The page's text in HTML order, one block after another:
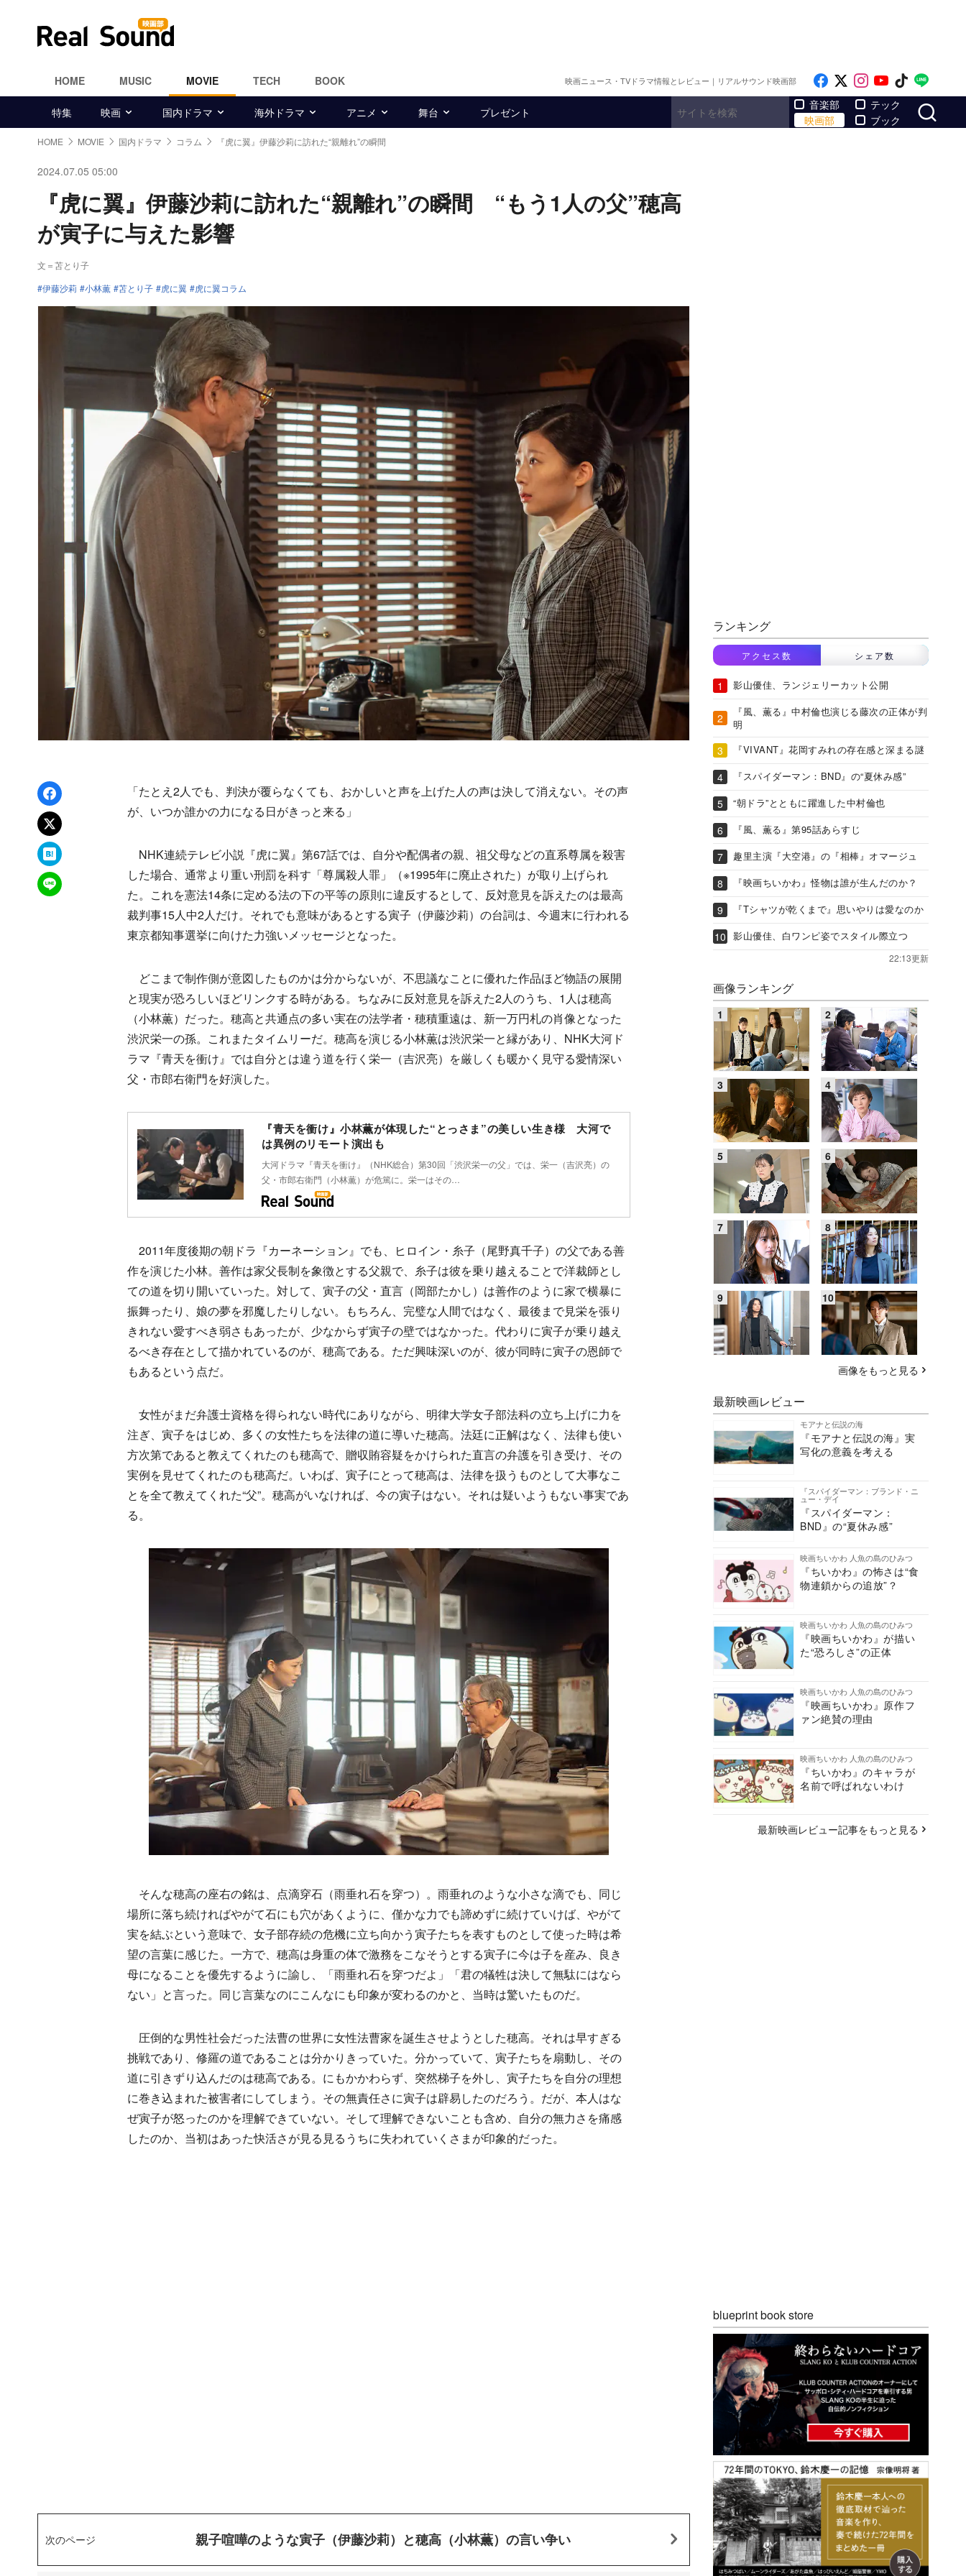
HOME MUSIC MOVIE TECH BOOK 映画ニュース・TVドラマ情報とレビュー｜リアルサウンド映画部 Like on Facebook
Follow on x
Follow on
Follow on
Follow
特集 映画 国内ドラマ 海外ドラマ アニメ 舞台 プレゼント
音楽部
映画部
テック
ブック
HOME MOVIE 国内ドラマ コラム 『虎に翼』伊藤沙莉に訪れた“親離れ”の瞬間
2024.07.05 05:00
『虎に翼』伊藤沙莉に訪れた“親離れ”の瞬間 “もう1人の父”穂高
が寅子に与えた影響
文＝苫とり子
伊藤沙莉
小林薫 苫とり子 虎に翼 虎に翼コラム
Facebookでシェア
xでポスト
はてなブックマーク
LINEで送る
「たとえ2人でも、判決が覆らなくても、おかしいと声を上げた人の声は決して消えない。その声
が、いつか誰かの力になる日がきっと来る」
NHK連続テレビ小説『虎に翼』第67話では、自分や配偶者の親、祖父母などの直系尊属を殺害
した場合、通常より重い刑罰を科す「尊属殺人罪」（※1995年に廃止された）が取り上げられ
た。これを憲法14条に定める法の下の平等の原則に違反するとして、反対意見を訴えたのは最高
裁判事15人中2人だけ。それでも意味があるとする寅子（伊藤沙莉）の台詞は、今週末に行われる
東京都知事選挙に向けた力強いメッセージとなった。
どこまで制作側が意図したものかは分からないが、不思議なことに優れた作品ほど物語の展開
と現実が恐ろしいほどリンクする時がある。ちなみに反対意見を訴えた2人のうち、1人は穂高
（小林薫）だった。穂高と共通点の多い実在の法学者・穂積重遠は、新一万円札の肖像となった
渋沢栄一の孫。これまたタイムリーだ。穂高を演じる小林薫は渋沢栄一と縁があり、NHK大河ド
ラマ『青天を衝け』では自分とは違う道を行く栄一（吉沢亮）を厳しくも暖かく見守る愛情深い
父・市郎右衛門を好演した。
『青天を衝け』小林薫が体現した“とっさま”の美しい生き様 大河で
は異例のリモート演出も
大河ドラマ『青天を衝け』（NHK総合）第30回「渋沢栄一の父」では、栄一（吉沢亮）の
父・市郎右衛門（小林薫）が危篤に。栄一はその…
2011年度後期の朝ドラ『カーネーション』でも、ヒロイン・糸子（尾野真千子）の父である善
作を演じた小林。善作は家父長制を象徴とする父親で、糸子は彼を乗り越えることで洋裁師とし
ての道を切り開いていった。対して、寅子の父・直言（岡部たかし）は善作のように家で横暴に
振舞ったり、娘の夢を邪魔したりしない。もちろん、完璧な人間ではなく、最後まで見栄を張り
きれない愛すべき弱さもあったが、少なからず寅子の壁ではなかった。代わりに寅子が乗り越え
るべき存在として描かれているのが、穂高である。ただ興味深いのが、彼が同時に寅子の恩師で
もあるという点だ。
女性がまだ弁護士資格を得られない時代にありながら、明律大学女子部法科の立ち上げに力を
注ぎ、寅子をはじめ、多くの女性たちを法律の道に導いた穂高。法廷に正解はなく、法律も使い
方次第であると教えてくれたのも穂高で、贈収賄容疑をかけられた直言の弁護を引き受け、その
実例を見せてくれたのも穂高だ。いわば、寅子にとって穂高は、法律を扱うものとして大事なこ
とを全て教えてくれた“父”。穂高がいなければ、今の寅子はない。それは疑いようもない事実であ
る。
そんな穂高の座右の銘は、点滴穿石（雨垂れ石を穿つ）。雨垂れのような小さな滴でも、同じ
場所に落ち続ければやがて石にも穴があくように、僅かな力でも諦めずに続けていけば、やがて
実を結ぶという意味で、女子部存続の危機に立ち向かう寅子たちを表すものとして使った時は希
望の言葉に感じた。一方で、穂高は身重の体で激務をこなそうとする寅子に今は子を産み、良き
母になることを優先するように諭し、「雨垂れ石を穿つだよ」「君の犠牲は決して無駄にはなら
ない」と言った。同じ言葉なのにこんなにも印象が変わるのかと、当時は驚いたものだ。
圧倒的な男性社会だった法曹の世界に女性法曹家を誕生させようとした穂高。それは早すぎる
挑戦であり、修羅の道であることは分かりきっていた。分かっていて、寅子たちを扇動し、その
道に引きずり込んだのは穂高である。にもかかわらず、突然梯子を外し、寅子たちを自分の理想
に巻き込まれた被害者にしてしまう。その無責任さに寅子は辟易したのだろう。だが、本人はな
ぜ寅子が怒ったのかを理解できていない。そして理解できないことも含め、自分の無力さを痛感
したのか、当初はあった快活さが見る見るうちに失われていくさまが印象的だった。
次のページ 親子喧嘩のような寅子（伊藤沙莉）と穂高（小林薫）の言い争い
ランキング
アクセス数 シェア数
影山優佳、ランジェリーカット公開
『風、薫る』中村倫也演じる藤次の正体が判
明
『VIVANT』花岡すみれの存在感と深まる謎
『スパイダーマン：BND』の“夏休み感”
“朝ドラ”とともに躍進した中村倫也
『風、薫る』第95話あらすじ
趣里主演『大空港』の『相棒』オマージュ
『映画ちいかわ』怪物は誰が生んだのか？
『Tシャツが乾くまで』思いやりは愛なのか
影山優佳、白ワンピ姿でスタイル際立つ
22:13更新
画像ランキング
画像をもっと見る
最新映画レビュー
モアナと伝説の海
『モアナと伝説の海』実
写化の意義を考える
『スパイダーマン：ブランド・ニ
ュー・デイ
『スパイダーマン：
BND』の“夏休み感”
映画ちいかわ 人魚の島のひみつ
『ちいかわ』の怖さは“食
物連鎖からの追放”？
映画ちいかわ 人魚の島のひみつ
『映画ちいかわ』が描い
た“恐ろしさ”の正体
映画ちいかわ 人魚の島のひみつ
『映画ちいかわ』原作フ
ァン絶賛の理由
映画ちいかわ 人魚の島のひみつ
『ちいかわ』のキャラが
名前で呼ばれないわけ
最新映画レビュー記事をもっと見る
blueprint book store